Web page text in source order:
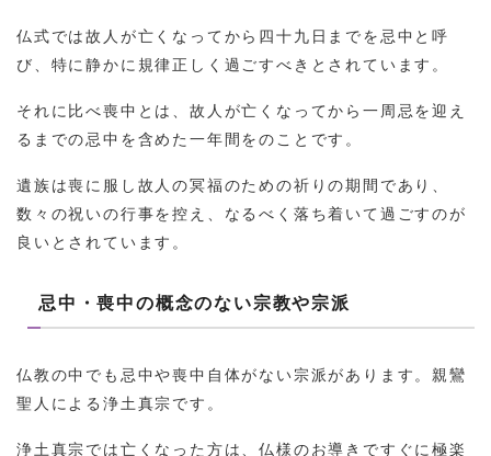
仏式では故人が亡くなってから四十九日までを忌中と呼
び、特に静かに規律正しく過ごすべきとされています。
それに比べ喪中とは、故人が亡くなってから一周忌を迎え
るまでの忌中を含めた一年間をのことです。
遺族は喪に服し故人の冥福のための祈りの期間であり、
数々の祝いの行事を控え、なるべく落ち着いて過ごすのが
良いとされています。
忌中・喪中の概念のない宗教や宗派
仏教の中でも忌中や喪中自体がない宗派があります。親鸞
聖人による浄土真宗です。
浄土真宗では亡くなった方は、仏様のお導きですぐに極楽